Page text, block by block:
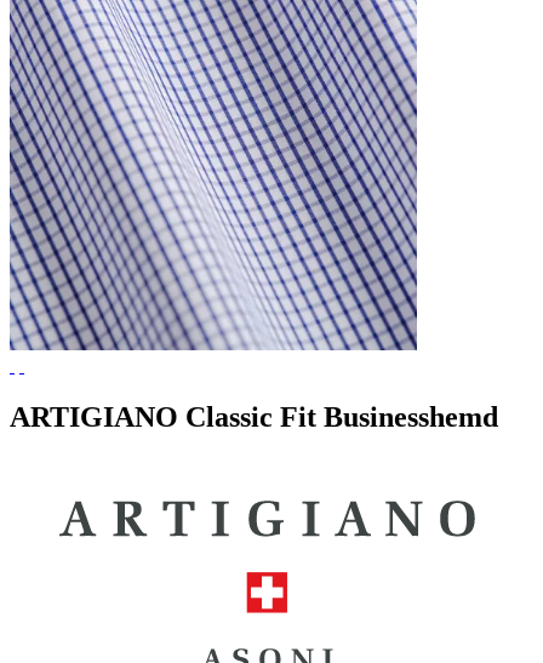
ARTIGIANO Classic Fit Businesshemd